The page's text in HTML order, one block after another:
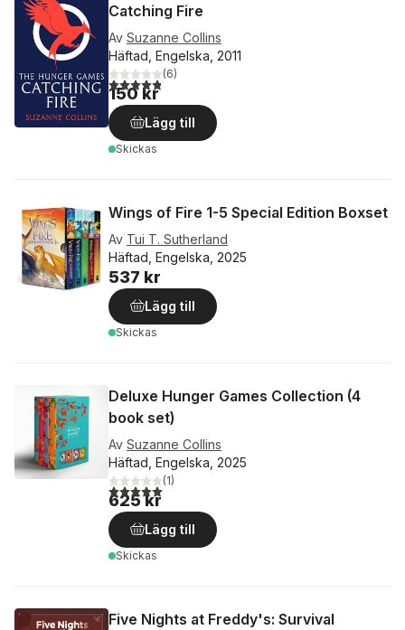
Catching Fire
Av Suzanne Collins
Häftad, Engelska, 2011
4,8utav 5 stjärnor. Totalt antal röster:
(6)
150 kr
Lägg till
Skickas
Wings of Fire 1-5 Special Edition Boxset
Av Tui T. Sutherland
Häftad, Engelska, 2025
537 kr
Lägg till
Skickas
Deluxe Hunger Games Collection (4
book set)
Av Suzanne Collins
Häftad, Engelska, 2025
5,0utav 5 stjärnor. Totalt antal röster:
(1)
625 kr
Lägg till
Skickas
Five Nights at Freddy's: Survival